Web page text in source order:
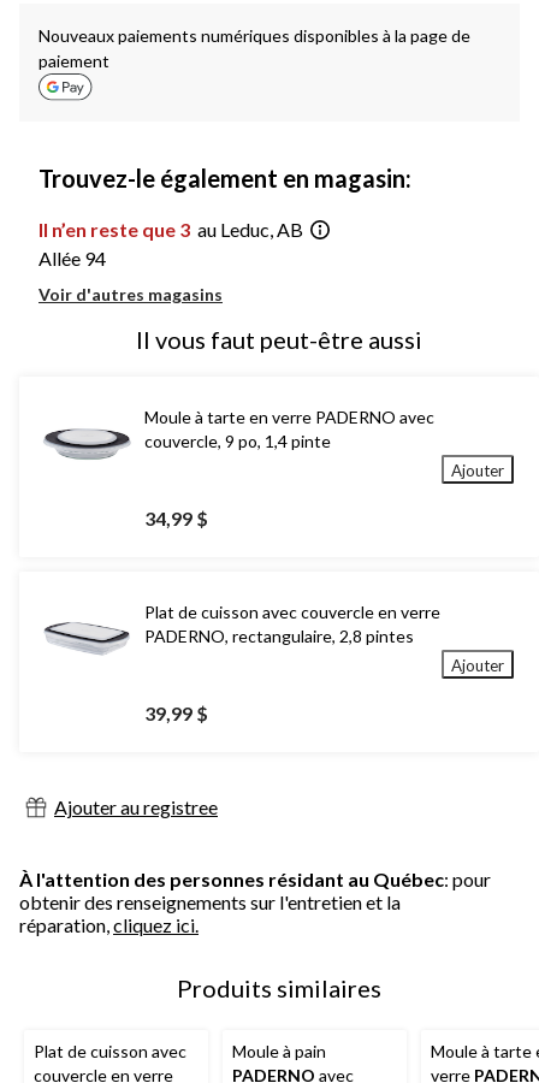
Nouveaux paiements numériques disponibles à la page de
paiement
Trouvez-le également en magasin:
Il n’en reste que 3 au Leduc, AB
Allée 94
Voir d'autres magasins
Il vous faut peut-être aussi
Moule à tarte en verre PADERNO avec
couvercle, 9 po, 1,4 pinte
34,99 $
Ajouter
Plat de cuisson avec couvercle en verre
PADERNO, rectangulaire, 2,8 pintes
39,99 $
Ajouter
Ajouter au registree
À l'attention des personnes résidant au Québec: pour
obtenir des renseignements sur l'entretien et la
réparation,cliquez ici.
Produits similaires
Plat de cuisson avec
couvercle en verre
Moule à pain
PADERNO avec
Moule à tarte
verre